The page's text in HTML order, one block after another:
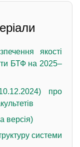
якості
БТФ на 2025–
про
версія)
системи